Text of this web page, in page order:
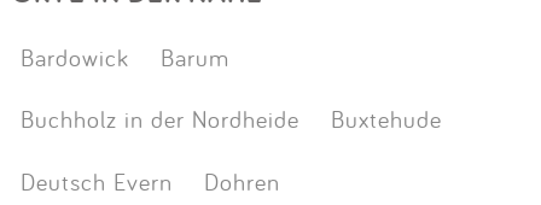
Bardowick
Barum
Buchholz in der Nordheide
Buxtehude
Deutsch Evern
Dohren